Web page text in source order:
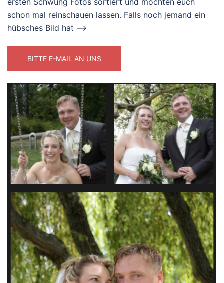
schon mal reinschauen lassen. Falls noch jemand ein
hübsches Bild hat –>